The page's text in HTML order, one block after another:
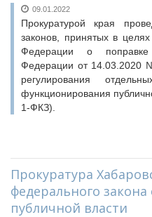
09.01.2022
Прокуратурой края
законов, принятых в
Федерации о поправке
Федерации от 14.03.2020
регулирования
функционирования
1-ФКЗ).
Прокуратура
федерального
публичной власти